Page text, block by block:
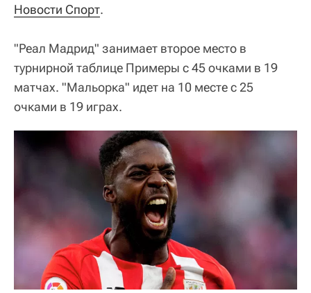
Новости Спорт.
"Реал Мадрид" занимает второе место в
турнирной таблице Примеры с 45 очками в 19
матчах. "Мальорка" идет на 10 месте с 25
очками в 19 играх.